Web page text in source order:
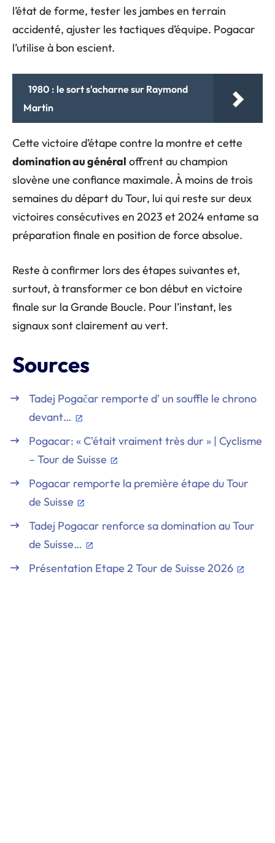
l’état de forme, tester les jambes en terrain
accidenté, ajuster les tactiques d’équipe. Pogacar
l’utilise à bon escient.
1980 : le sort s'acharne sur Raymond
Martin
Cette victoire d’étape contre la montre et cette
domination au général offrent au champion
slovène une confiance maximale. À moins de trois
semaines du départ du Tour, lui qui reste sur deux
victoires consécutives en 2023 et 2024 entame sa
préparation finale en position de force absolue.
Reste à confirmer lors des étapes suivantes et,
surtout, à transformer ce bon début en victoire
finale sur la Grande Boucle. Pour l’instant, les
signaux sont clairement au vert.
Sources
Tadej Pogačar remporte d' un souffle le chrono
devant…
Pogacar: « C'était vraiment très dur » | Cyclisme
– Tour de Suisse
Pogacar remporte la première étape du Tour
de Suisse
Tadej Pogacar renforce sa domination au Tour
de Suisse…
Présentation Etape 2 Tour de Suisse 2026